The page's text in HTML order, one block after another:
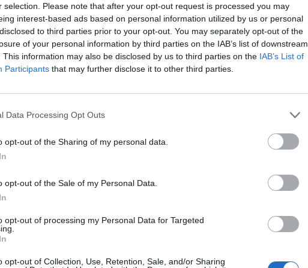
selection. Please note that after your opt-out request is processed you may
interest-based ads based on personal information utilized by us or personal
to third parties prior to your opt-out. You may separately opt-out of the
of your personal information by third parties on the IAB’s list of downstream
This information may also be disclosed by us to third parties on the IAB’s List of
Participants that may further disclose it to other third parties.
Data Processing Opt Outs
opt-out of the Sharing of my personal data.
opt-out of the Sale of my Personal Data.
opt-out of processing my Personal Data for Targeted
opt-out of Collection, Use, Retention, Sale, and/or Sharing
míst v Českém ráji minulý týden mezi středou 10.
zabývají pro přečin poškození cizí věci formou
masivů se pravděpodobně neobejde bez
narušení tamního mikrobiotopu," dodala Baláková.